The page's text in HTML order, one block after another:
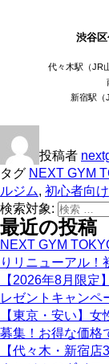
渋谷
代々木駅（JR
新宿駅（
投稿者
タグ NEXT GYM
ルジム, 初心者向け
検索対象:
最近の投稿
NEXT GYM
りリニューアル！
【2026年8月限
レゼントキャンペ
【東京・安い】
募集！お得な価格
【代々木・新宿